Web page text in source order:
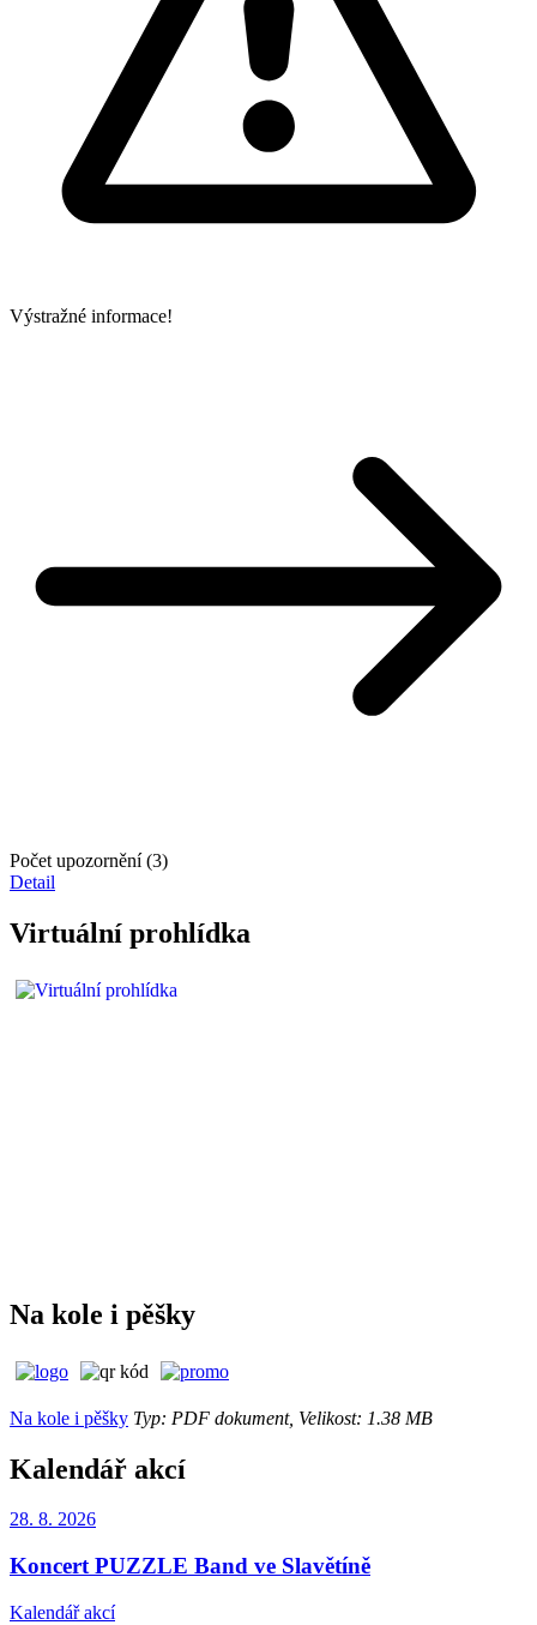
Výstražné informace!
Počet upozornění (3)
Detail
Virtuální prohlídka
Na kole i pěšky
Na kole i pěšky Typ: PDF dokument, Velikost: 1.38 MB
Kalendář akcí
28. 8. 2026
Koncert PUZZLE Band ve Slavětíně
Kalendář akcí